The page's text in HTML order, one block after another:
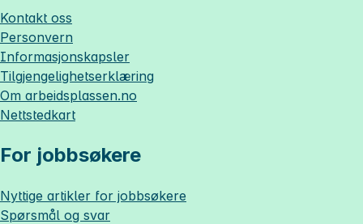
Kontakt oss
Personvern
Informasjonskapsler
Tilgjengelighetserklæring
Om arbeidsplassen.no
Nettstedkart
For jobbsøkere
Nyttige artikler for jobbsøkere
Spørsmål og svar